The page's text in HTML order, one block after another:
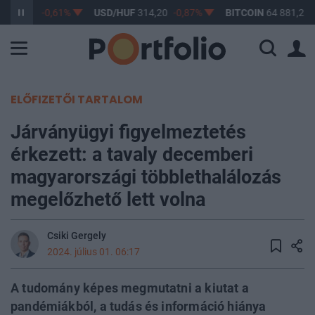
363,17 -0,61% USD/HUF314,20 -0,87% BITCOIN64 881,26
ELŐFIZETŐI TARTALOM
Járványügyi figyelmeztetés
érkezett: a tavaly decemberi
magyarországi többlethalálozás
megelőzhető lett volna
Csiki Gergely
2024. július 01. 06:17
A tudomány képes megmutatni a kiutat a
pandémiákból, a tudás és információ hiánya